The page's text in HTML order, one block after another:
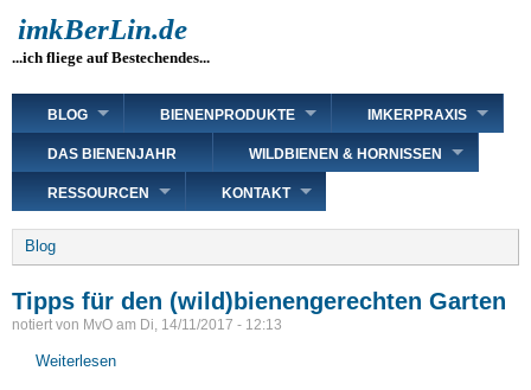
zum
Inhalt
imkBerLin.de
...ich fliege auf Bestechendes...
Main
navigation
BLOG BIENENPRODUKTE IMKERPRAXIS
DAS BIENENJAHR WILDBIENEN & HORNISSEN
RESSOURCEN KONTAKT
Breadcrumb
Blog
Tipps für den (wild)bienengerechten Garten
notiert von MvO am Di, 14/11/2017 - 12:13
Weiterlesen